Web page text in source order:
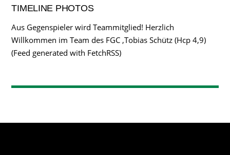
TIMELINE PHOTOS
Aus Gegenspieler wird Teammitglied! Herzlich
Willkommen im Team des FGC ,Tobias Schütz (Hcp 4,9)
(Feed generated with FetchRSS)